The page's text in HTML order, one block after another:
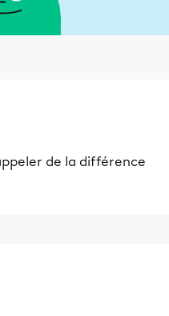
de la différence